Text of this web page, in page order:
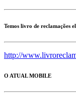
Temos livro de reclamações
http://
O ATUAL MOBILE